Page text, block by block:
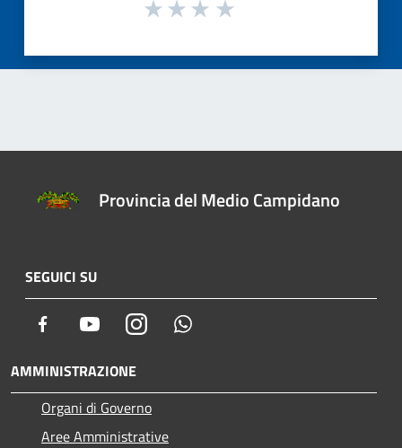
Provincia del Medio Campidano
SEGUICI SU
Facebook YoutubeInstagram
AMMINISTRAZIONE
Organi di Governo
Aree Amministrative